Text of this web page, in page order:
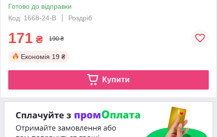
Готово до відправки
Код: 1668-24-B
Роздріб
171 ₴ 190 ₴
Економія 19 ₴
Купити